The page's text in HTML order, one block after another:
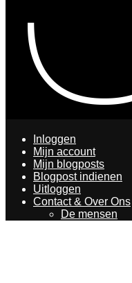
Inloggen
Mijn account
Mijn blogposts
Blogpost indienen
Uitloggen
Contact & Over Ons
De mensen